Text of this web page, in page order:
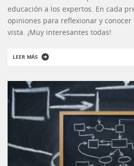
educación a los expertos. En cada
opiniones para reflexionar y
vista. ¡Muy interesantes todas!
LEER MÁS